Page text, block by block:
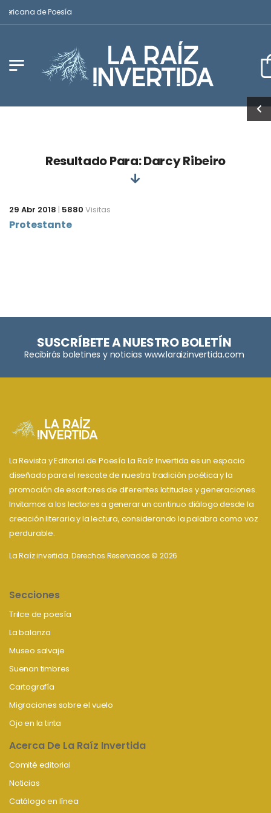
de Poesía
Resultado Para: Darcy Ribeiro
29 Abr 2018 | 5880 Visitas
Protestante
SUSCRÍBETE A NUESTRO BOLETÍN
Recibirás boletines y noticias www.laraizinvertida.com
La Revista y Editorial de Poesía La Raíz Invertida es un espacio
diseñado para el rescate de nuestra tradición poética y la
promoción de escritores de diferentes latitudes y generaciones.
Invitamos a los lectores a generar un continuo diálogo desde la
creación literaria y la lectura, considerando la palabra como voz
perdurable.
La Raíz invertida. Derechos Reservados © 2026
Secciones
Trilce de poesía
La balanza
Museo salvaje
Suenan timbres
Cartografía
Migraciones sobre el vuelo
Ojo en la tinta
Acerca De La Raíz Invertida
Comité editorial
Noticias
Catálogo en línea